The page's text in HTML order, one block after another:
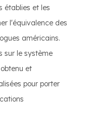
établies et les
l'équivalence des
américains.
sur le système
et
pour porter